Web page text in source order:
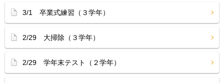
3/1 卒業式練習（３学年）
2/29 大掃除（３学年）
2/29 学年末テスト（２学年）